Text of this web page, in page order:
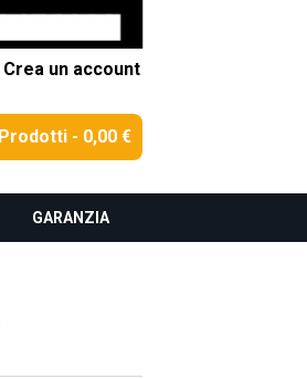
Crea un account
- 0,00 €
GARANZIA